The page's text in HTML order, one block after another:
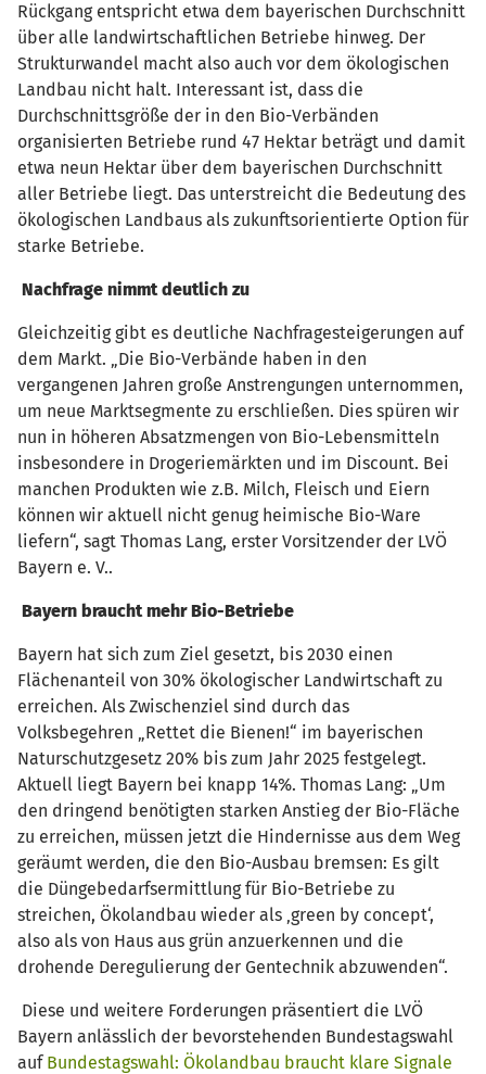
Rückgang entspricht etwa dem bayerischen Durchschnitt
über alle landwirtschaftlichen Betriebe hinweg. Der
Strukturwandel macht also auch vor dem ökologischen
Landbau nicht halt. Interessant ist, dass die
Durchschnittsgröße der in den Bio-Verbänden
organisierten Betriebe rund 47 Hektar beträgt und damit
etwa neun Hektar über dem bayerischen Durchschnitt
aller Betriebe liegt. Das unterstreicht die Bedeutung des
ökologischen Landbaus als zukunftsorientierte Option für
starke Betriebe.
Nachfrage nimmt deutlich zu
Gleichzeitig gibt es deutliche Nachfragesteigerungen auf
dem Markt. „Die Bio-Verbände haben in den
vergangenen Jahren große Anstrengungen unternommen,
um neue Marktsegmente zu erschließen. Dies spüren wir
nun in höheren Absatzmengen von Bio-Lebensmitteln
insbesondere in Drogeriemärkten und im Discount. Bei
manchen Produkten wie z.B. Milch, Fleisch und Eiern
können wir aktuell nicht genug heimische Bio-Ware
liefern“, sagt Thomas Lang, erster Vorsitzender der LVÖ
Bayern e. V..
Bayern braucht mehr Bio-Betriebe
Bayern hat sich zum Ziel gesetzt, bis 2030 einen
Flächenanteil von 30% ökologischer Landwirtschaft zu
erreichen. Als Zwischenziel sind durch das
Volksbegehren „Rettet die Bienen!“ im bayerischen
Naturschutzgesetz 20% bis zum Jahr 2025 festgelegt.
Aktuell liegt Bayern bei knapp 14%. Thomas Lang: „Um
den dringend benötigten starken Anstieg der Bio-Fläche
zu erreichen, müssen jetzt die Hindernisse aus dem Weg
geräumt werden, die den Bio-Ausbau bremsen: Es gilt
die Düngebedarfsermittlung für Bio-Betriebe zu
streichen, Ökolandbau wieder als ‚green by concept‘,
also als von Haus aus grün anzuerkennen und die
drohende Deregulierung der Gentechnik abzuwenden“.
Diese und weitere Forderungen präsentiert die LVÖ
Bayern anlässlich der bevorstehenden Bundestagswahl
aufBundestagswahl: Ökolandbau braucht klare Signale